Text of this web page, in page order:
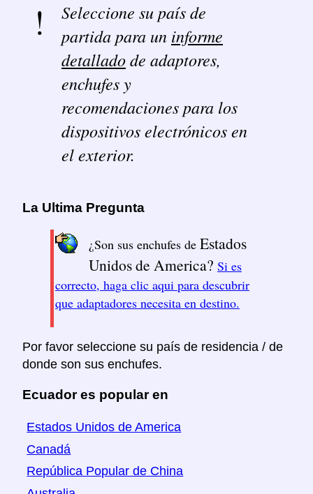
Seleccione su país de
partida para un informe
detalladode adaptores,
enchufes y
recomendaciones para los
dispositivos electrónicos en
el exterior.
La Ultima Pregunta
¿Son sus enchufes de Estados
Unidos de America? Si es
correcto, haga clic aqui para descubrir
que adaptadores necesita en destino.
Por favor seleccione su país de residencia / de
donde son sus enchufes.
Ecuador es popular en
Estados Unidos de America
Canadá
República Popular de China